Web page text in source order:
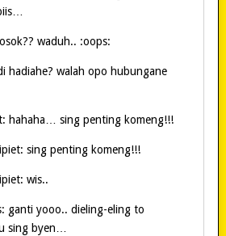
waduh.. :oops:
hadiahe? walah opo hubungane
hahaha… sing penting komeng!!!
sing penting komeng!!!
wis..
ganti yooo.. dieling-eling to
sing byen…